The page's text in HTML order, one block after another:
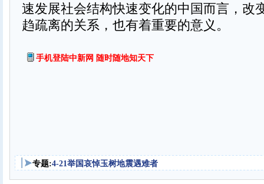
速发展社会结构快速变化的中国而言，改
趋疏离的关系，也有着重要的意义。
手机登陆中新网 随时随地知天下
专题:4-21举国哀悼玉树地震遇难者